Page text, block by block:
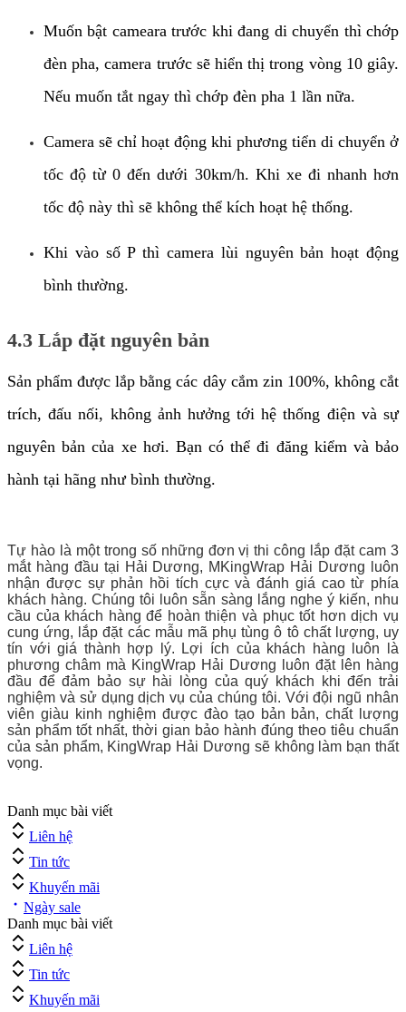
Muốn bật cameara trước khi đang di chuyển thì chớp
đèn pha, camera trước sẽ hiển thị trong vòng 10 giây.
Nếu muốn tắt ngay thì chớp đèn pha 1 lần nữa.
Camera sẽ chỉ hoạt động khi phương tiển di chuyển ở
tốc độ từ 0 đến dưới 30km/h. Khi xe đi nhanh hơn
tốc độ này thì sẽ không thể kích hoạt hệ thống.
Khi vào số P thì camera lùi nguyên bản hoạt động
bình thường.
4.3 Lắp đặt nguyên bản
Sản phẩm được lắp bằng các dây cắm zin 100%, không cắt
trích, đấu nối, không ảnh hưởng tới hệ thống điện và sự
nguyên bản của xe hơi. Bạn có thể đi đăng kiểm và bảo
hành tại hãng như bình thường.
Tự hào là một trong số những đơn vị thi công lắp đặt cam 3
mắt hàng đầu tại Hải Dương, MKingWrap Hải Dương luôn
nhận được sự phản hồi tích cực và đánh giá cao từ phía
khách hàng. Chúng tôi luôn sẵn sàng lắng nghe ý kiến, nhu
cầu của khách hàng để hoàn thiện và phục tốt hơn dịch vụ
cung ứng, lắp đặt các mẫu mã phụ tùng ô tô chất lượng, uy
tín với giá thành hợp lý. Lợi ích của khách hàng luôn là
phương châm mà KingWrap Hải Dương luôn đặt lên hàng
đầu để đảm bảo sự hài lòng của quý khách khi đến trải
nghiệm và sử dụng dịch vụ của chúng tôi. Với đội ngũ nhân
viên giàu kinh nghiệm được đào tạo bản bản, chất lượng
sản phẩm tốt nhất, thời gian bảo hành đúng theo tiêu chuẩn
của sản phẩm, KingWrap Hải Dương sẽ không làm bạn thất
vọng.
Danh mục bài viết
Liên hệ
Tin tức
Khuyến mãi
Ngày sale
Danh mục bài viết
Liên hệ
Tin tức
Khuyến mãi